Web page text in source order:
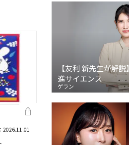
2026.11.01
【友利 新先生が解
進サイエンス
ゲラン